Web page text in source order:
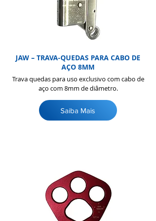
JAW – TRAVA-QUEDAS PARA CABO DE
AÇO 8MM
Trava quedas para uso exclusivo com cabo de
aço com 8mm de diâmetro.
Saiba Mais